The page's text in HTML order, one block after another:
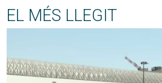
EL MÉS LLEGIT